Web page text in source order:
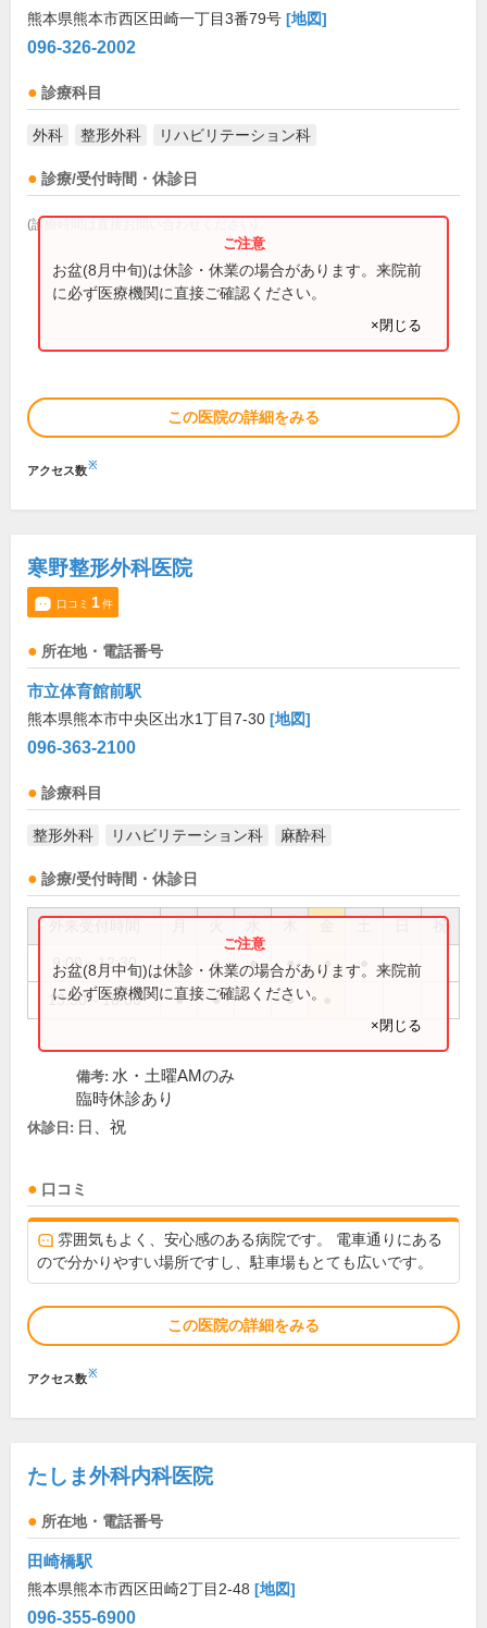
熊本県熊本市西区田崎一丁目3番79号 [地図]
096-326-2002
診療科目
外科 整形外科 リハビリテーション科
診療/受付時間・休診日
(診療時間は直接お問い合わせください)
お盆(8月中旬)は休診・休業の場合があります。来院前
に必ず医療機関に直接ご確認ください。
×閉じる
この医院の詳細をみる
アクセス数※
寒野整形外科医院
口コミ 1件
所在地・電話番号
市立体育館前駅
熊本県熊本市中央区出水1丁目7-30 [地図]
096-363-2100
診療科目
整形外科 リハビリテーション科 麻酔科
診療/受付時間・休診日
祝
9:00～12:30 ● ● ● ● ●
13:30～18:00 ● ● ●
お盆(8月中旬)は休診・休業の場合があります。来院前
に必ず医療機関に直接ご確認ください。
×閉じる
備考: 水・土曜AMのみ
臨時休診あり
休診日: 日、祝
口コミ
雰囲気もよく、安心感のある病院です。 電車通りにある
ので分かりやすい場所ですし、駐車場もとても広いです。
この医院の詳細をみる
アクセス数※
たしま外科内科医院
所在地・電話番号
田崎橋駅
熊本県熊本市西区田崎2丁目2-48 [地図]
096-355-6900